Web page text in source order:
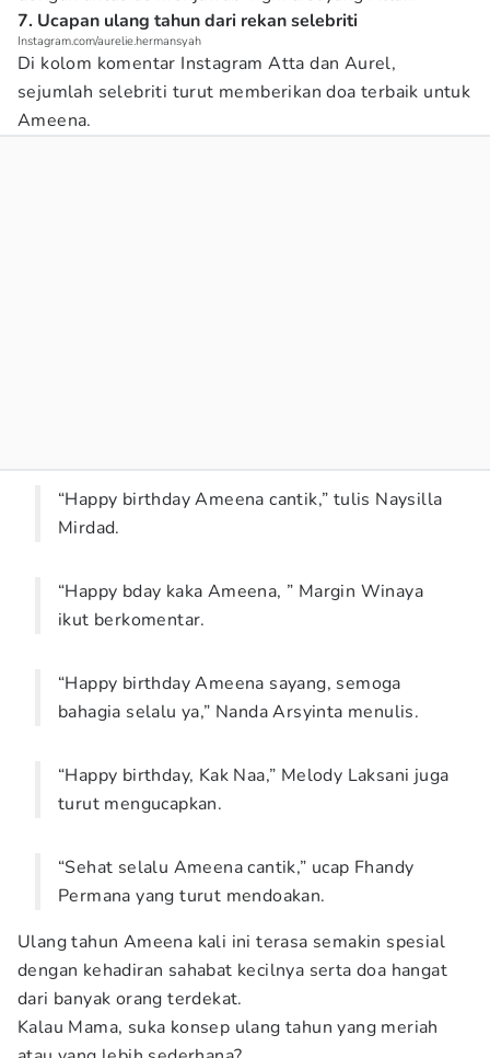
7. Ucapan ulang tahun dari rekan selebriti
Instagram.com/aurelie.hermansyah
Di kolom komentar Instagram Atta dan Aurel,
sejumlah selebriti turut memberikan doa terbaik untuk
Ameena.
“Happy birthday Ameena cantik,” tulis Naysilla
Mirdad.
“Happy bday kaka Ameena, ” Margin Winaya
ikut berkomentar.
“Happy birthday Ameena sayang, semoga
bahagia selalu ya,” Nanda Arsyinta menulis.
“Happy birthday, Kak Naa,” Melody Laksani juga
turut mengucapkan.
“Sehat selalu Ameena cantik,” ucap Fhandy
Permana yang turut mendoakan.
Ulang tahun Ameena kali ini terasa semakin spesial
dengan kehadiran sahabat kecilnya serta doa hangat
dari banyak orang terdekat.
Kalau Mama, suka konsep ulang tahun yang meriah